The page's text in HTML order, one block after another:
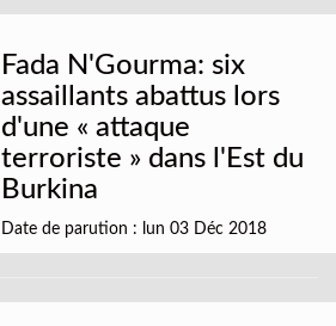
Fada N'Gourma: six
assaillants abattus lors
d'une « attaque
terroriste » dans l'Est du
Burkina
Date de parution : lun 03 Déc 2018